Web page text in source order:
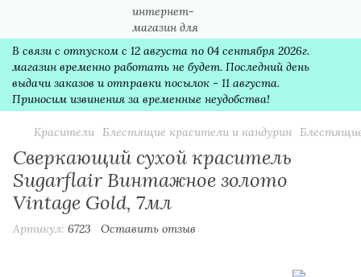
В связи с отпуском с 12 августа по 04 сентября 2026г.
магазин временно работать не будет. Последний день
выдачи заказов и отправки посылок - 11 августа.
Приносим извинения за временные неудобства!
Красители Блестящие красители и кандурин
Сверкающий сухой краситель
Sugarflair Винтажное золото
Vintage Gold, 7мл
Артикул: 6723 Оставить отзыв